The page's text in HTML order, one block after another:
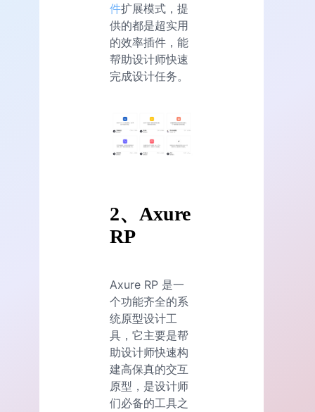
件扩展模式，提
供的都是超实用
的效率插件，能
帮助设计师快速
完成设计任务。
2、Axure
RP
Axure RP 是一
个功能齐全的系
统原型设计工
具，它主要是帮
助设计师快速构
建高保真的交互
原型，是设计师
们必备的工具之